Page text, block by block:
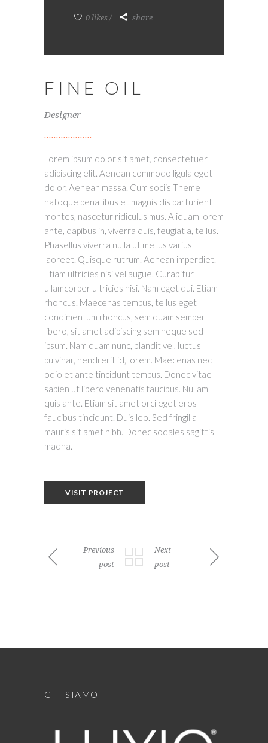
0 likes share
FINE OIL
Designer
Lorem ipsum dolor sit amet, consectetuer
adipiscing elit. Aenean commodo ligula eget
dolor. Aenean massa. Cum sociis Theme
natoque penatibus et magnis dis parturient
montes, nascetur ridiculus mus. Aliquam lorem
ante, dapibus in, viverra quis, feugiat a, tellus.
Phasellus viverra nulla ut metus varius
laoreet. Quisque rutrum. Aenean imperdiet.
Etiam ultricies nisi vel augue. Curabitur
ullamcorper ultricies nisi. Nam eget dui. Etiam
rhoncus. Maecenas tempus, tellus eget
condimentum rhoncus, sem quam semper
libero, sit amet adipiscing sem neque sed
ipsum. Nam quam nunc, blandit vel, luctus
pulvinar, hendrerit id, lorem. Maecenas nec
odio et ante tincidunt tempus. Donec vitae
sapien ut libero venenatis faucibus. Nullam
quis ante. Etiam sit amet orci eget eros
faucibus tincidunt. Duis leo. Sed fringilla
mauris sit amet nibh. Donec sodales sagittis
maqna.
VISIT PROJECT
Previous
post
Next
post
CHI SIAMO